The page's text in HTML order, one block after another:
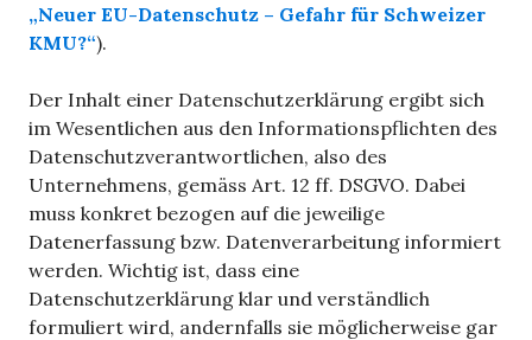
„Neuer EU-Datenschutz – Gefahr für Schweizer
KMU?“).
Der Inhalt einer Datenschutzerklärung ergibt sich
im Wesentlichen aus den Informationspflichten des
Datenschutzverantwortlichen, also des
Unternehmens, gemäss Art. 12 ff. DSGVO. Dabei
muss konkret bezogen auf die jeweilige
Datenerfassung bzw. Datenverarbeitung informiert
werden. Wichtig ist, dass eine
Datenschutzerklärung klar und verständlich
formuliert wird, andernfalls sie möglicherweise gar